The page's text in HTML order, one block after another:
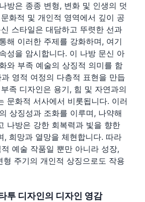
방은 종종 변형, 변화 및 인생의 덧
화적 및 개인적 영역에서 깊이 공
스타일은 대담하고 뚜렷한 선과
해 이러한 주제를 강화하며, 여기
성을 암시합니다. 이 나방 문신 아
와 부족 예술의 상징적 의미를 함
영적 여정의 다층적 표현을 만듭
족 디자인은 용기, 힘 및 자연과의
문화적 서사에서 비롯됩니다. 이러
상징성과 조화를 이루며, 나약해
나방은 강한 회복력과 빛을 향한
, 희망과 열망을 체현합니다. 따라
예술 작품일 뿐만 아니라 성장,
형 주기의 개인적 상징으로도 작용
투 디자인의 디자인 영감